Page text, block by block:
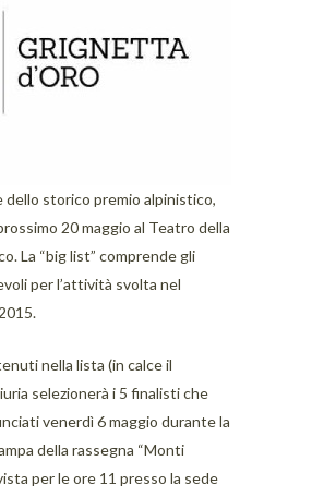
dello storico premio alpinistico,
20 maggio al Teatro della
La “big list” comprende gli
per l’attività svolta nel
nella lista (in calce il
selezionerà i 5 finalisti che
venerdì 6 maggio durante la
della rassegna “Monti
per le ore 11 presso la sede